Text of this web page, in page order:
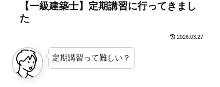
【一級建築士】定期講習に行ってきまし
た
2026.03.27
定期講習って難しい？